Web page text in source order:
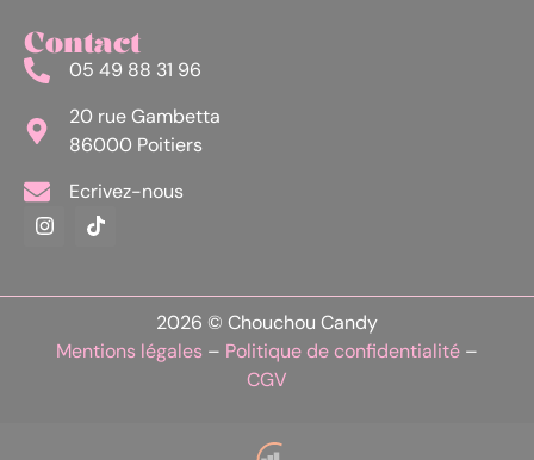
Contact
05 49 88 31 96
20 rue Gambetta
86000 Poitiers
Ecrivez-nous
2026 © Chouchou Candy
Mentions légales – Politique de confidentialité –
CGV